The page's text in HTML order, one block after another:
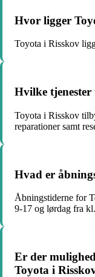
Hvor ligger
Toyota i Risskov
Hvilke
Toyota i Risskov
reparationer samt
Hvad er
Åbningstiderne for
9-17 og lørdag fra
Er der
Toyota i